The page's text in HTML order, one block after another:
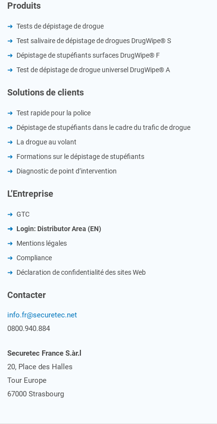
Produits
Tests de dépistage de drogue
Test salivaire de dépistage de drogues DrugWipe® S
Dépistage de stupéfiants surfaces DrugWipe® F
Test de dépistage de drogue universel DrugWipe® A
Solutions de clients
Test rapide pour la police
Dépistage de stupéfiants dans le cadre du trafic de drogue
La drogue au volant
Formations sur le dépistage de stupéfiants
Diagnostic de point d’intervention
L’Entreprise
GTC
Login: Distributor Area (EN)
Mentions légales
Compliance
Déclaration de confidentialité des sites Web
Contacter
info.fr@securetec.net
0800.940.884
Securetec France S.àr.l
20, Place des Halles
Tour Europe
67000 Strasbourg